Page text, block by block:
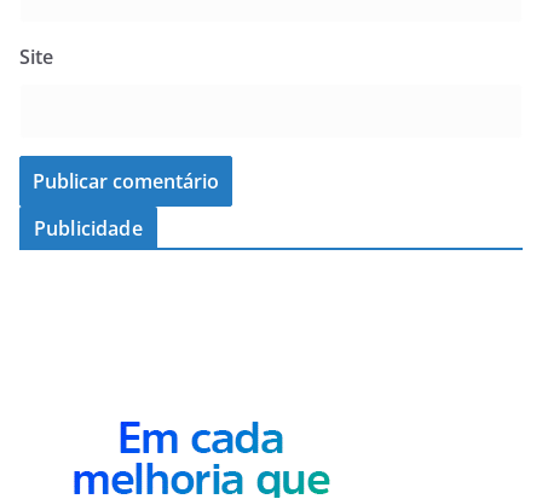
Site
Publicidade